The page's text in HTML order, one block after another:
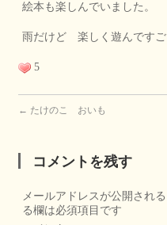
絵本も楽しんでいました。
雨だけど 楽しく遊んですご
5
← たけのこ おいも
コメントを残す
メールアドレスが公開され
る欄は必須項目です